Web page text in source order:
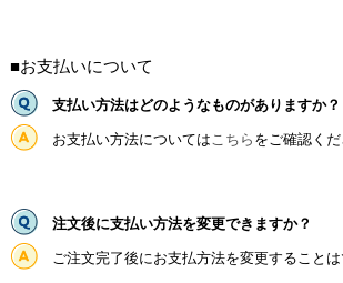
■お支払いについて
支払い方法はどのようなものがありますか？
お支払い方法については こちら をご確認くだ
注文後に支払い方法を変更できますか？
ご注文完了後にお支払方法を変更することは